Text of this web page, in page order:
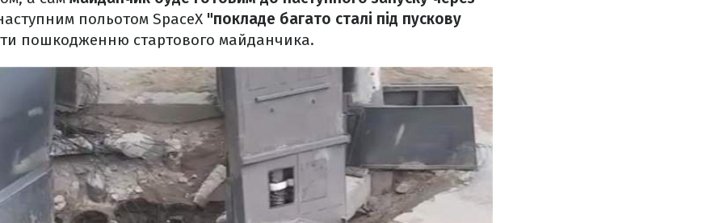
польотом SpaceX "покладе багато сталі під пускову
пошкодженню стартового майданчика.